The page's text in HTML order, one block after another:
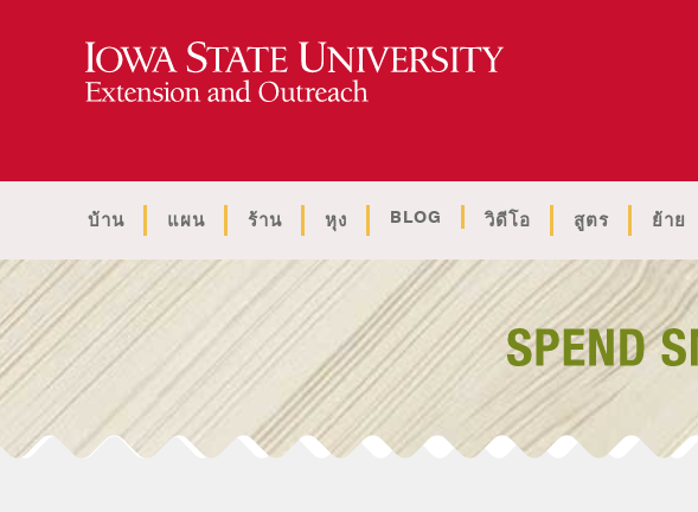
บ้าน แผน ร้าน หุง BLOG วิดีโอ สูตร ย้าย